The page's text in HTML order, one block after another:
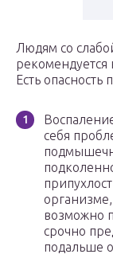
Людям со
рекомендуется
Есть
себя
возможно
срочно
подальше